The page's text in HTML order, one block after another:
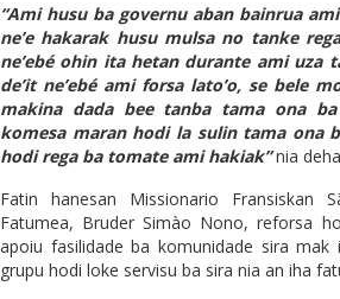
“Ami husu ba governu aban bainrua
ne’e hakarak husu mulsa no tanke
ne’ebé ohin ita hetan durante ami uza
de’it ne’ebé ami forsa lato’o, se bele
makina dada bee tanba tama ona
komesa maran hodi la sulin tama ona
hodi rega ba tomate ami hakiak”nia
Fatin hanesan Missionario Fransiskan
Fatumea, Bruder Simào Nono, reforsa
apoiu fasilidade ba komunidade sira mak
grupu hodi loke servisu ba sira nia an iha